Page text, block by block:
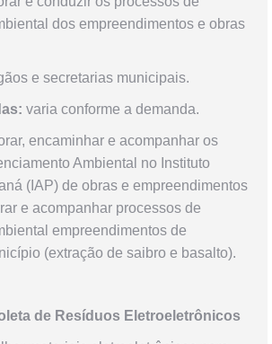
dos empreendimentos e obras
e secretarias municipais.
varia conforme a demanda.
encaminhar e acompanhar os
Ambiental no Instituto
(IAP) de obras e empreendimentos
e acompanhar processos de
empreendimentos de
(extração de saibro e basalto).
de Resíduos Eletroeletrônicos